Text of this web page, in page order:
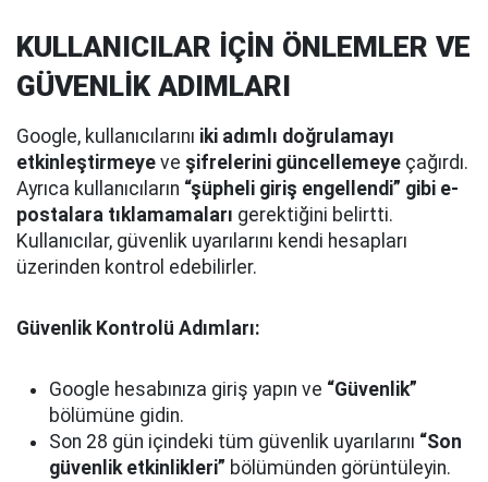
KULLANICILAR İÇİN ÖNLEMLER VE
GÜVENLİK ADIMLARI
Google, kullanıcılarını iki adımlı doğrulamayı
etkinleştirmeye ve şifrelerini güncellemeye çağırdı.
Ayrıca kullanıcıların “şüpheli giriş engellendi” gibi e-
postalara tıklamamaları gerektiğini belirtti.
Kullanıcılar, güvenlik uyarılarını kendi hesapları
üzerinden kontrol edebilirler.
Güvenlik Kontrolü Adımları:
Google hesabınıza giriş yapın ve “Güvenlik”
bölümüne gidin.
Son 28 gün içindeki tüm güvenlik uyarılarını “Son
güvenlik etkinlikleri” bölümünden görüntüleyin.